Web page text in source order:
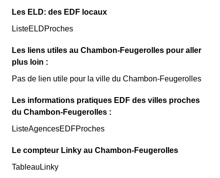
Les ELD: des EDF locaux
ListeELDProches
Les liens utiles au Chambon-Feugerolles pour aller
plus loin :
Pas de lien utile pour la ville du Chambon-Feugerolles
Les informations pratiques EDF des villes proches
du Chambon-Feugerolles :
ListeAgencesEDFProches
Le compteur Linky au Chambon-Feugerolles
TableauLinky